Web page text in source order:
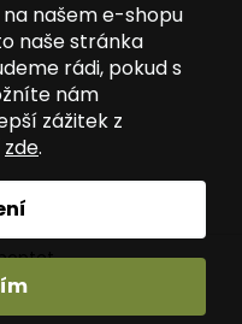
našem e-shopu
naše stránka
rádi, pokud s
nám
zážitek z
zde.
práva vyhrazena.